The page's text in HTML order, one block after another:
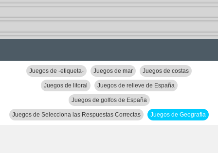
Juegos de -etiqueta- Juegos de mar Juegos de costas
Juegos de litoral Juegos de relieve de España
Juegos de golfos de España
Juegos de Selecciona las Respuestas Correctas Juegos de Geografía